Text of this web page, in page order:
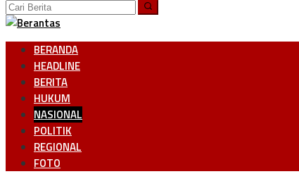
BERANDA
HEADLINE
BERITA
HUKUM
NASIONAL
POLITIK
REGIONAL
FOTO